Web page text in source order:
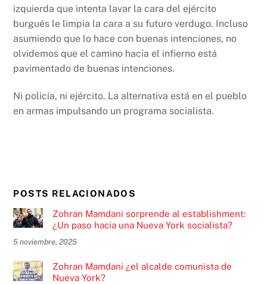
izquierda que intenta lavar la cara del ejército
burgués le limpia la cara a su futuro verdugo. Incluso
asumiendo que lo hace con buenas intenciones, no
olvidemos que el camino hacia el infierno está
pavimentado de buenas intenciones.
Ni policía, ni ejército. La alternativa está en el pueblo
en armas impulsando un programa socialista.
POSTS RELACIONADOS
Zohran Mamdani sorprende al establishment:
¿Un paso hacia una Nueva York socialista?
5 noviembre, 2025
Zohran Mamdani ¿el alcalde comunista de
Nueva York?